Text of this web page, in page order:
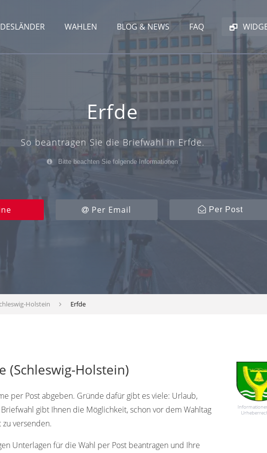
WAHLEN BLOG & NEWS FAQ
Erfde
So beantragen Sie die Briefwahl in Erfde.
Bitte beachten Sie folgende Informationen
Per Email Per Post
Holstein Erfde
(Schleswig-Holstein)
per Post abgeben. Gründe dafür gibt es viele: Urlaub,
gibt Ihnen die Möglichkeit, schon vor dem Wahltag
versenden.
Unterlagen für die Wahl per Post beantragen und Ihre